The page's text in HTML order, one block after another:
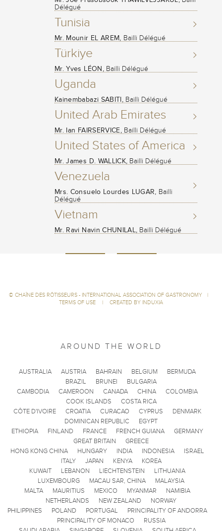
Délégué
Tunisia
Mr. Mounir EL AREM, Bailli Délégué
Türkiye
Mr. Yves LÉON,Bailli Délégué
Uganda
Kainembabazi SABITI, Bailli Délégué
United Arab Emirates
Mr. Ian FAIRSERVICE, Bailli Délégué
United States of America
Mr. James D. WALLICK, Bailli Délégué
Venezuela
Mrs. Consuelo Lourdes LUGAR, Bailli
Délégué
Vietnam
Mr. Ravi Navin CHUNILAL, Bailli Délégué
© CHAÎNE DES RÔTISSEURS - INTERNATIONAL ASSOCIATION OF GASTRONOMY
|
TERMS OF USE
| CREATED BY INDUXIA
AROUND THE WORLD
AUSTRALIA AUSTRIA BAHRAIN BELGIUM
BERMUDA
BRAZIL
BRUNEI
BULGARIA
CAMBODIA
CAMEROON CANADA CHINA
COLOMBIA
COOK ISLANDS
COSTA RICA
CÔTE D'IVOIRE
CROATIA CURACAO CYPRUS
DENMARK
DOMINICAN REPUBLIC
EGYPT
ETHIOPIA
FINLAND FRANCE FRENCH GUIANA
GERMANY
GREAT BRITAIN
GREECE
HONG KONG CHINA
HUNGARY INDIA INDONESIA
ISRAEL
ITALY
JAPAN KENYA
KOREA
KUWAIT
LEBANON LIECHTENSTEIN
LITHUANIA
LUXEMBOURG
MACAU SAR, CHINA
MALAYSIA
MALTA
MAURITIUS MEXICO MYANMAR
NAMIBIA
NETHERLANDS
NEW ZEALAND
NORWAY
PHILIPPINES
POLAND PORTUGAL
PRINCIPALITY OF ANDORRA
PRINCIPALITY OF MONACO
RUSSIA